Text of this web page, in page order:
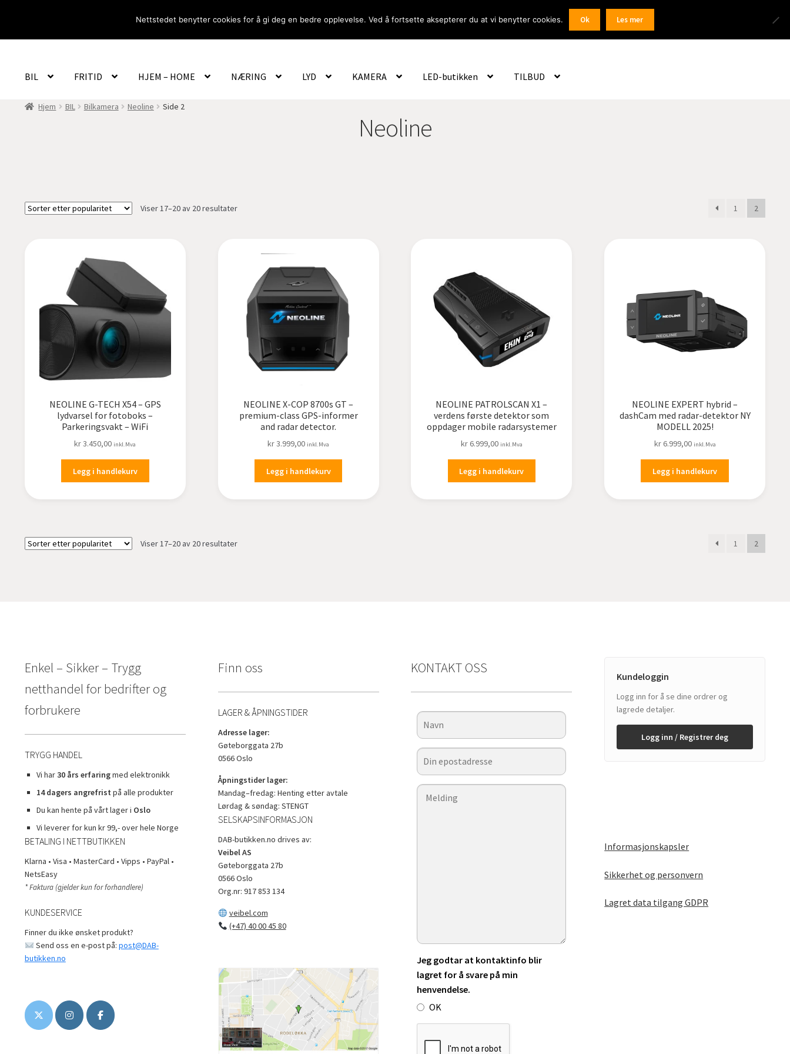
Om Oss Logg inn / Registrer
Products
search
BIL FRITID HJEM – HOME NÆRING LYD KAMERA LED-butikken TILBUD
Hjem BIL Bilkamera Neoline Side 2
Neoline
Viser 17–20 av 20 resultaterSortert
1 2
NEOLINE G-TECH X54 – GPS
lydvarsel for fotoboks –
Parkeringsvakt – WiFi
kr3.450,00 inkl.Mva
Legg i handlekurv
NEOLINE X-COP 8700s GT –
premium-class GPS-informer
and radar detector.
kr3.999,00 inkl.Mva
Legg i handlekurv
NEOLINE PATROLSCAN X1 –
verdens første detektor som
oppdager mobile radarsystemer
kr6.999,00 inkl.Mva
Legg i handlekurv
NEOLINE EXPERT hybrid –
dashCam med radar-detektor NY
MODELL 2025!
kr6.999,00 inkl.Mva
Legg i handlekurv
Viser 17–20 av 20 resultaterSortert
1 2
Enkel – Sikker – Trygg
netthandel for bedrifter og
forbrukere
TRYGG HANDEL
Vi har30 års erfaringmed elektronikk
14 dagers angrefrist på alle produkter
Du kan hente på vårt lager i Oslo
Vi leverer for kun kr 99,- over hele Norge
BETALING I NETTBUTIKKEN
Klarna • Visa • MasterCard • Vipps • PayPal •
NetsEasy
* Faktura (gjelder kun for forhandlere)
KUNDESERVICE
Finner du ikke ønsket produkt?
Send oss en e-post på: post@DAB-
butikken.no
Finn oss
LAGER & ÅPNINGSTIDER
Adresse lager:
Gøteborggata 27b
0566 Oslo
Åpningstider lager:
Mandag–fredag: Henting etter avtale
Lørdag & søndag: STENGT
SELSKAPSINFORMASJON
DAB-butikken.no drives av:
Veibel AS
Gøteborggata 27b
0566 Oslo
Org.nr: 917 853 134
veibel.com
(+47) 40 00 45 80
KONTAKT OSS
Jeg godtar at kontaktinfo blir
lagret for å svare på min
henvendelse.
OK
Kundeloggin
Logg inn for å se dine ordrer og
lagrede detaljer.
Logg inn / Registrer deg
Informasjonskapsler
Sikkerhet og personvern
Lagret data tilgang GDPR
Nettstedet benytter cookies for å gi deg en bedre opplevelse. Ved å fortsette aksepterer du at vi benytter cookies. Ok Les mer